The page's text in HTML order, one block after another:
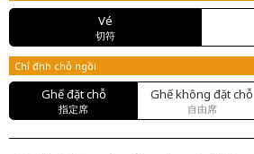
Vé
切符
Chỉ định chỗ ngồi
Ghế đặt chỗ
指定席
Ghế không đặt chỗ
自由席